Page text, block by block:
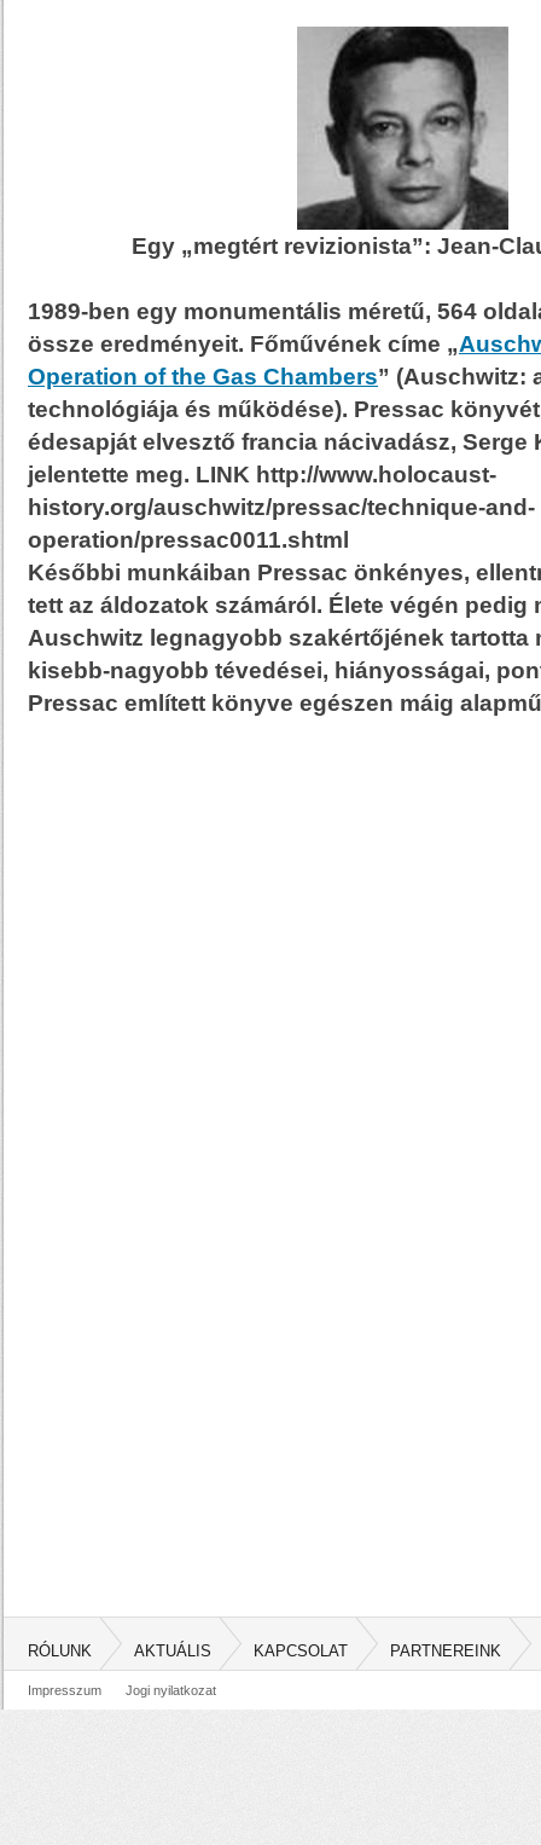
Egy „megtért revizionista”: Jean-
1989-ben egy monumentális méretű, 564
össze eredményeit. Főművének címe „
Operation of the Gas Chambers” (Auschwitz:
technológiája és működése). Pressac
édesapját elvesztő francia nácivadász, Serge
jelentette meg. LINK http://www.holocaust-
history.org/auschwitz/pressac/technique-and-
operation/pressac0011.shtml
Későbbi munkáiban Pressac önkényes,
tett az áldozatok számáról. Élete végén pedig
Auschwitz legnagyobb szakértőjének tartotta
kisebb-nagyobb tévedései, hiányosságai,
Pressac említett könyve egészen máig
RÓLUNK AKTUÁLIS KAPCSOLAT PARTNEREINK
Impresszum Jogi nyilatkozat